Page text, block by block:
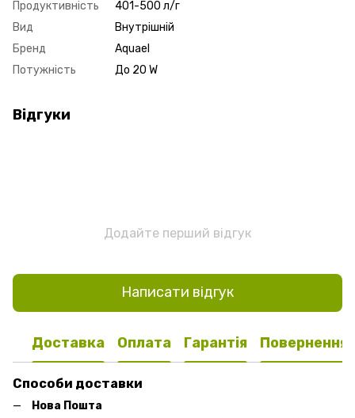
Продуктивність
401-500 л/г
Вид
Внутрішній
Бренд
Aquael
Потужність
До 20 W
Відгуки
Додайте перший відгук
Написати відгук
Доставка Оплата Гарантія Повернення
Способи доставки
Нова Пошта